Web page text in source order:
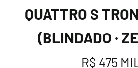
QUATTRO S
(BLINDADO ·
R$ 475 MIL